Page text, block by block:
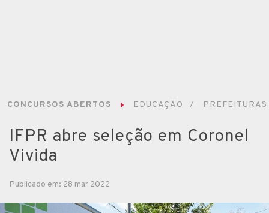
CONCURSOS ABERTOS EDUCAÇÃO PREFEITURAS
IFPR abre seleção em Coronel
Vivida
Publicado em: 28 mar 2022